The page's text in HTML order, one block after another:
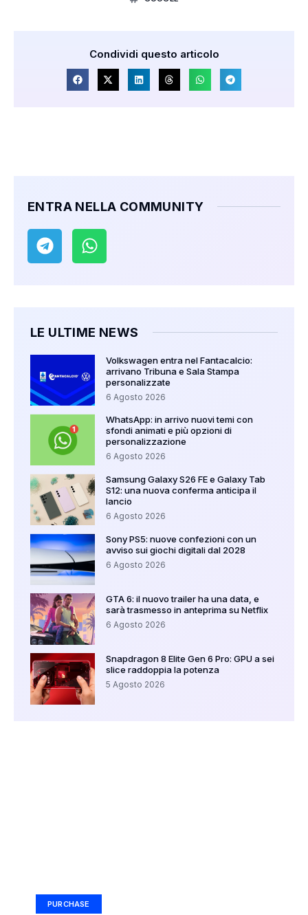
Condividi questo articolo
ENTRA NELLA COMMUNITY
LE ULTIME NEWS
Volkswagen entra nel Fantacalcio:
arrivano Tribuna e Sala Stampa
personalizzate
6 Agosto 2026
WhatsApp: in arrivo nuovi temi con
sfondi animati e più opzioni di
personalizzazione
6 Agosto 2026
Samsung Galaxy S26 FE e Galaxy Tab
S12: una nuova conferma anticipa il
lancio
6 Agosto 2026
Sony PS5: nuove confezioni con un
avviso sui giochi digitali dal 2028
6 Agosto 2026
GTA 6: il nuovo trailer ha una data, e
sarà trasmesso in anteprima su Netflix
6 Agosto 2026
Snapdragon 8 Elite Gen 6 Pro: GPU a sei
slice raddoppia la potenza
5 Agosto 2026
PURCHASE